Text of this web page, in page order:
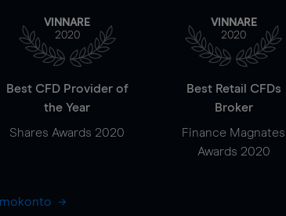
VINNARE
2020
Best CFD Provider of
the Year
Shares Awards 2020
VINNARE
2020
Best Retail CFDs
Broker
Finance Magnates
Awards 2020